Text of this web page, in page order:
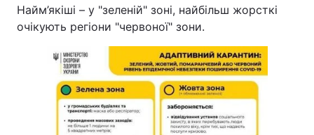
Найм’якіші – у "зеленій" зоні, найбільш жорсткі
очікують регіони "червоної" зони.